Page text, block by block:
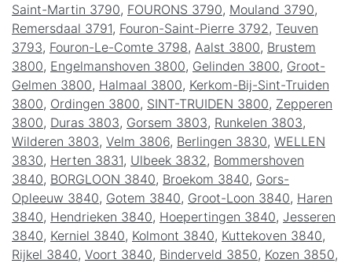
Saint-Martin 3790, FOURONS 3790, Mouland 3790,
Remersdaal 3791, Fouron-Saint-Pierre 3792 , Teuven
3793, Fouron-Le-Comte 3798, Aalst 3800, Brustem
3800, Engelmanshoven 3800, Gelinden 3800, Groot-
Gelmen 3800, Halmaal 3800, Kerkom-Bij-Sint-Truiden
3800, Ordingen 3800, SINT-TRUIDEN 3800, Zepperen
3800, Duras 3803, Gorsem 3803, Runkelen 3803,
Wilderen 3803, Velm 3806, Berlingen 3830, WELLEN
3830, Herten 3831, Ulbeek 3832 , Bommershoven
3840, BORGLOON 3840, Broekom 3840, Gors-
Opleeuw 3840, Gotem 3840, Groot-Loon 3840, Haren
3840, Hendrieken 3840, Hoepertingen 3840, Jesseren
3840, Kerniel 3840, Kolmont 3840, Kuttekoven 3840,
Rijkel 3840, Voort 3840, Binderveld 3850, Kozen 3850,